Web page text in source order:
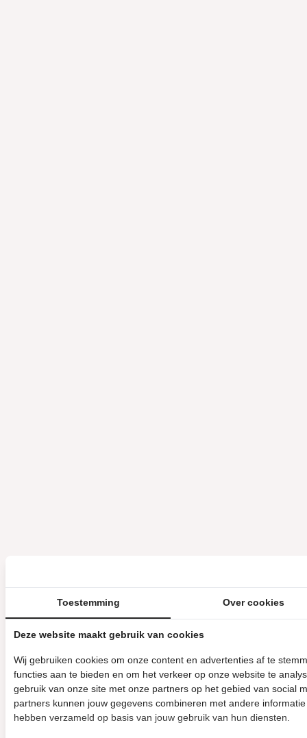
Toestemming Over cookies
Deze website maakt gebruik van cookies
Wij gebruiken cookies om onze content en advertenties af te
functies aan te bieden en om het verkeer op onze website te
gebruik van onze site met onze partners op het gebied van social
partners kunnen jouw gegevens combineren met andere
hebben verzameld op basis van jouw gebruik van hun diensten.